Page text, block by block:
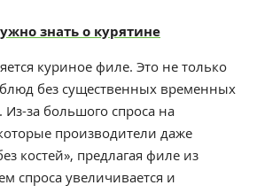
знать о курятине
куриное филе. Это не только
без существенных временных
за большого спроса на
производители даже
костей», предлагая филе из
спроса увеличивается и